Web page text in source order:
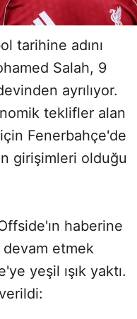
tarihine adını
Salah, 9
ayrılıyor.
teklifler alan
için Fenerbahçe'de
girişimleri olduğu
haberine
etmek
yeşil ışık yaktı.